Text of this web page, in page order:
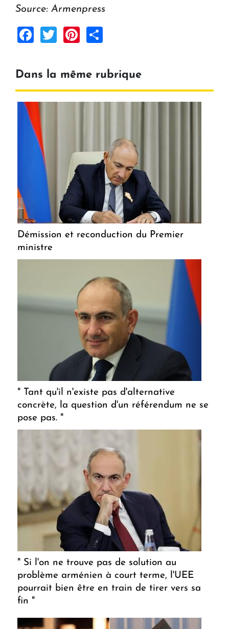
Source: Armenpress
Facebook
TwitterPinterest
Dans la même rubrique
Démission et reconduction du Premier
ministre
" Tant qu'il n'existe pas d'alternative
concrète, la question d'un référendum ne se
pose pas. "
" Si l'on ne trouve pas de solution au
problème arménien à court terme, l'UEE
pourrait bien être en train de tirer vers sa
fin "